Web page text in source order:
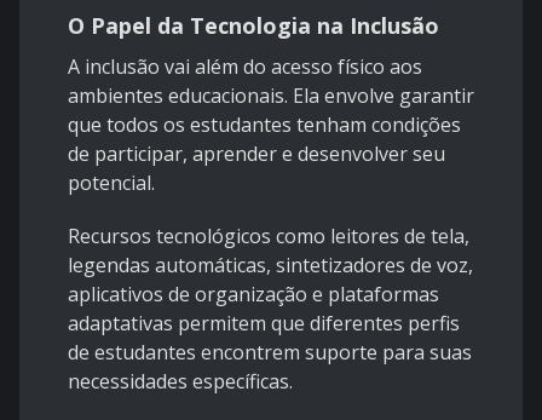
O Papel da Tecnologia na Inclusão
A inclusão vai além do acesso físico aos
ambientes educacionais. Ela envolve garantir
que todos os estudantes tenham condições
de participar, aprender e desenvolver seu
potencial.
Recursos tecnológicos como leitores de tela,
legendas automáticas, sintetizadores de voz,
aplicativos de organização e plataformas
adaptativas permitem que diferentes perfis
de estudantes encontrem suporte para suas
necessidades específicas.